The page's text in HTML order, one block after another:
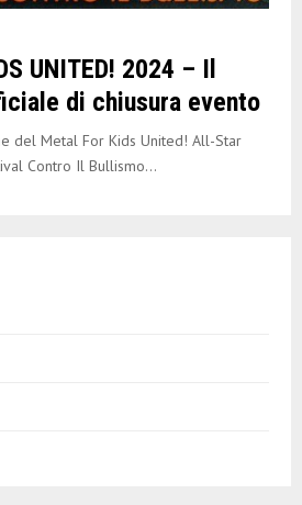
UNITED! 2024 – Il
di chiusura evento
del Metal For Kids United! All-Star
Contro Il Bullismo...